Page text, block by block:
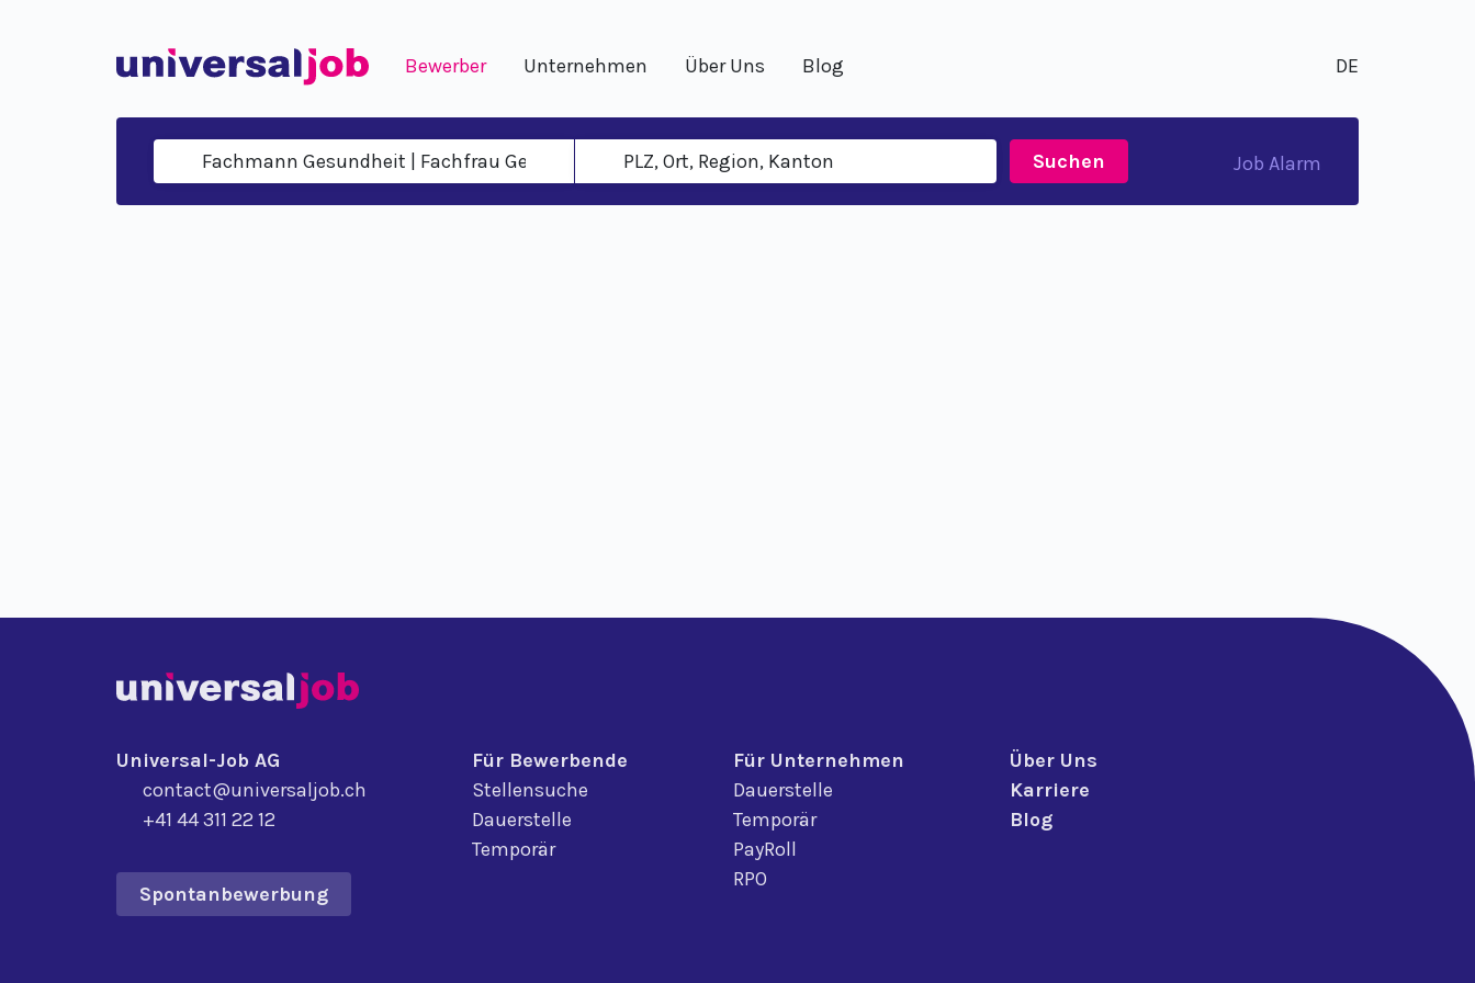
Bewerber Unternehmen Über Uns Blog DE
Suchen Job Alarm
Universal-Job AG
contact@universaljob.ch
+41 44 311 22 12
Spontanbewerbung
Für Bewerbende
Stellensuche
Dauerstelle
Temporär
Für Unternehmen
Dauerstelle
Temporär
PayRoll
RPO
Über Uns
Karriere
Blog